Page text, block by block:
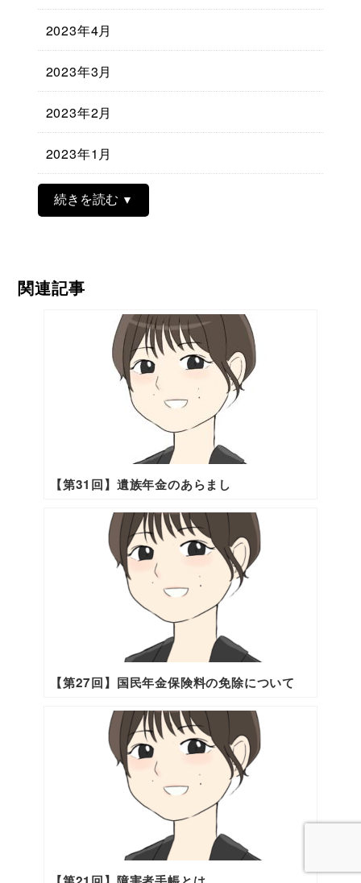
2023年4月
2023年3月
2023年2月
2023年1月
続きを読む
関連記事
【第31回】遺族年金のあらまし
【第27回】国民年金保険料の免除について